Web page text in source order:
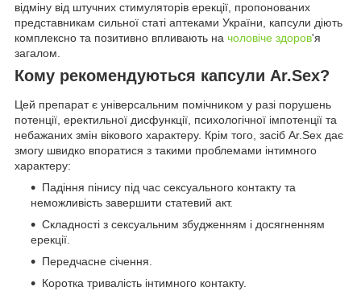
відміну від штучних стимуляторів ерекції, пропонованих
представникам сильної статі аптеками України, капсули діють
комплексно та позитивно впливають на чоловіче здоров'я
загалом.
Кому рекомендуються капсули Ar.Sex?
Цей препарат є універсальним помічником у разі порушень
потенції, еректильної дисфункції, психологічної імпотенції та
небажаних змін вікового характеру. Крім того, засіб Ar.Sex дає
змогу швидко впоратися з такими проблемами інтимного
характеру:
Падіння пінису під час сексуального контакту та
неможливість завершити статевий акт.
Складності з сексуальним збудженням і досягненням
ерекції.
Передчасне січення.
Коротка тривалість інтимного контакту.